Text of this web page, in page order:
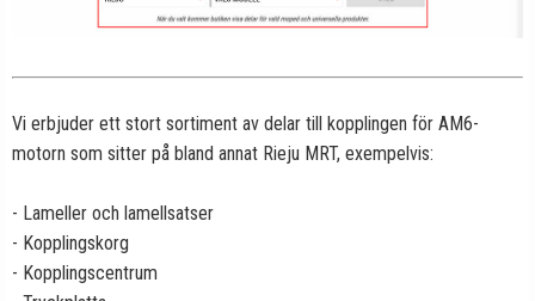
Vi erbjuder ett stort sortiment av delar till kopplingen för AM6-
motorn som sitter på bland annat Rieju MRT, exempelvis:
- Lameller och lamellsatser
- Kopplingskorg
- Kopplingscentrum